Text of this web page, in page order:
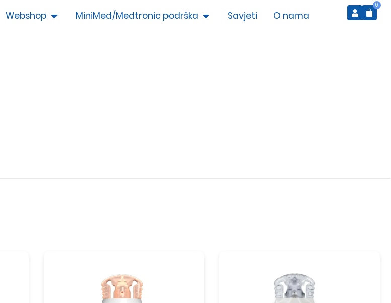
Webshop MiniMed/Medtronic podrška Savjeti
O nama
0